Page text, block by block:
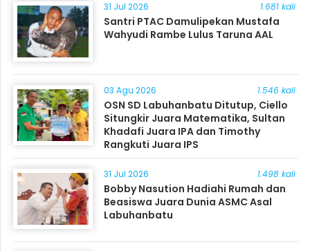
31 Jul 2026 1.681 kali
Santri PTAC Damulipekan Mustafa
Wahyudi Rambe Lulus Taruna AAL
03 Agu 2026 1.546 kali
OSN SD Labuhanbatu Ditutup, Ciello
Situngkir Juara Matematika, Sultan
Khadafi Juara IPA dan Timothy
Rangkuti Juara IPS
31 Jul 2026 1.498 kali
Bobby Nasution Hadiahi Rumah dan
Beasiswa Juara Dunia ASMC Asal
Labuhanbatu